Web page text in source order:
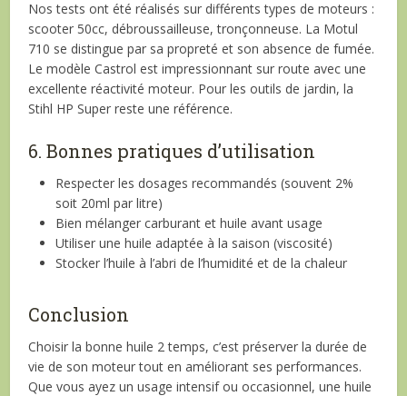
Nos tests ont été réalisés sur différents types de moteurs :
scooter 50cc, débroussailleuse, tronçonneuse. La Motul
710 se distingue par sa propreté et son absence de fumée.
Le modèle Castrol est impressionnant sur route avec une
excellente réactivité moteur. Pour les outils de jardin, la
Stihl HP Super reste une référence.
6. Bonnes pratiques d’utilisation
Respecter les dosages recommandés (souvent 2%
soit 20ml par litre)
Bien mélanger carburant et huile avant usage
Utiliser une huile adaptée à la saison (viscosité)
Stocker l’huile à l’abri de l’humidité et de la chaleur
Conclusion
Choisir la bonne huile 2 temps, c’est préserver la durée de
vie de son moteur tout en améliorant ses performances.
Que vous ayez un usage intensif ou occasionnel, une huile